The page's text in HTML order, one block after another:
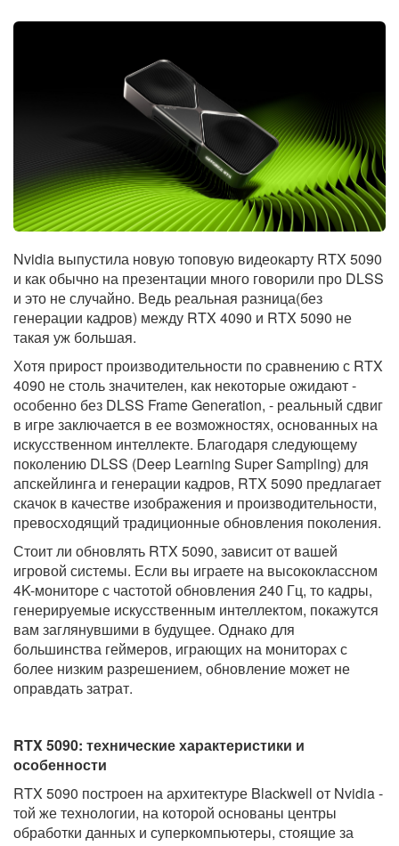
Nvidia выпустила новую топовую видеокарту RTX 5090
и как обычно на презентации много говорили про DLSS
и это не случайно. Ведь реальная разница(без
генерации кадров) между RTX 4090 и RTX 5090 не
такая уж большая.
Хотя прирост производительности по сравнению с RTX
4090 не столь значителен, как некоторые ожидают -
особенно без DLSS Frame Generation, - реальный сдвиг
в игре заключается в ее возможностях, основанных на
искусственном интеллекте. Благодаря следующему
поколению DLSS (Deep Learning Super Sampling) для
апскейлинга и генерации кадров, RTX 5090 предлагает
скачок в качестве изображения и производительности,
превосходящий традиционные обновления поколения.
Стоит ли обновлять RTX 5090, зависит от вашей
игровой системы. Если вы играете на высококлассном
4K-мониторе с частотой обновления 240 Гц, то кадры,
генерируемые искусственным интеллектом, покажутся
вам заглянувшими в будущее. Однако для
большинства геймеров, играющих на мониторах с
более низким разрешением, обновление может не
оправдать затрат.
RTX 5090: технические характеристики и
особенности
RTX 5090 построен на архитектуре Blackwell от Nvidia -
той же технологии, на которой основаны центры
обработки данных и суперкомпьютеры, стоящие за